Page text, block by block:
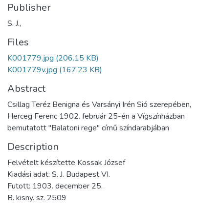
Publisher
S. J.,
Files
K001779.jpg (206.15 KB)
K001779v.jpg (167.23 KB)
Abstract
Csillag Teréz Benigna és Varsányi Irén Sió szerepében,
Herceg Ferenc 1902. február 25-én a Vígszínházban
bemutatott "Balatoni rege" című színdarabjában
Description
Felvételt készítette Kossak József
Kiadási adat: S. J. Budapest VI.
Futott: 1903. december 25.
B. kisny. sz. 2509